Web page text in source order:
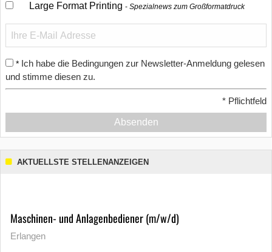
Large Format Printing Spezialnews zum Großformatdruck
* Ich habe die Bedingungen zur Newsletter-Anmeldung gelesen
und stimme diesen zu.
* Pflichtfeld
Absenden
AKTUELLSTE STELLENANZEIGEN
Maschinen- und Anlagenbediener (m/w/d)
Erlangen